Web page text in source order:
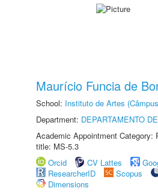
Maurício Funcia de
School: Instituto de Artes
Department: DEPARTAMENTO
Academic Appointment Category:
title: MS-5.3
Orcid
CV Lattes
ResearcherID
Scopus
Dimensions